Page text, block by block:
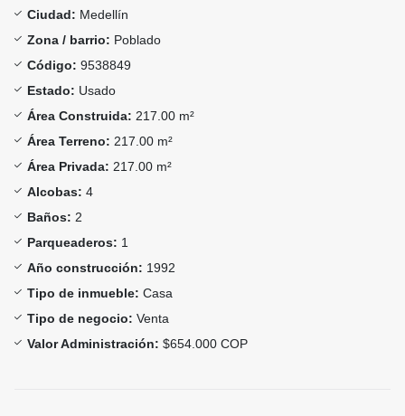
Ciudad: Medellín
Zona / barrio: Poblado
Código: 9538849
Estado: Usado
Área Construida: 217.00 m²
Área Terreno: 217.00 m²
Área Privada: 217.00 m²
Alcobas: 4
Baños: 2
Parqueaderos: 1
Año construcción: 1992
Tipo de inmueble: Casa
Tipo de negocio: Venta
Valor Administración: $654.000 COP